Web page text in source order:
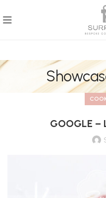
GOOGLE –